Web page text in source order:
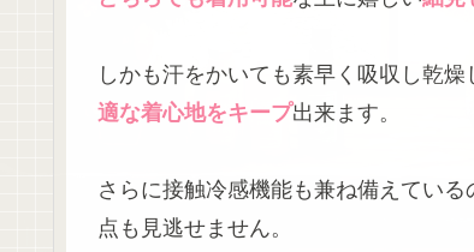
しかも汗をかいても素早く吸収し乾
適な着心地をキープ出来ます。
さらに接触冷感機能も兼ね備えている
点も見逃せません。